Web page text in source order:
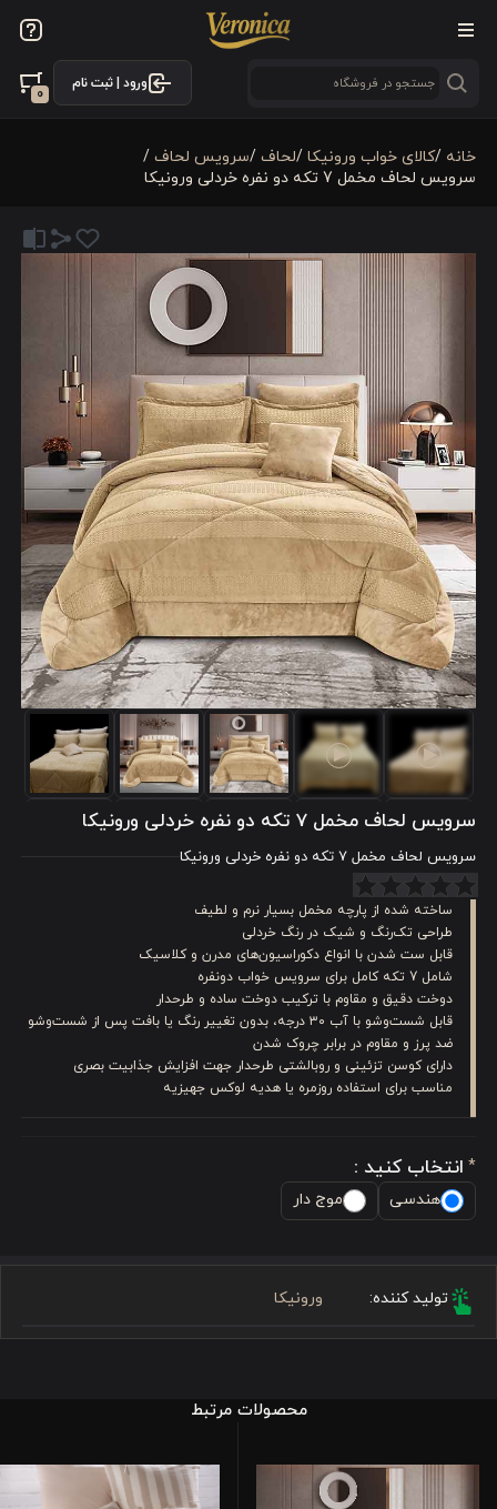
ورود | ثبت نام
0
خانه /کالای خواب ورونیکا /لحاف /سرویس لحاف /
سرویس لحاف مخمل 7 تکه دو نفره خردلی ورونیکا
سرویس لحاف مخمل 7 تکه دو نفره خردلی ورونیکا
سرویس لحاف مخمل 7 تکه دو نفره خردلی ورونیکا
ساخته شده از پارچه مخمل بسیار نرم و لطیف
طراحی تک‌رنگ و شیک در رنگ خردلی
قابل ست شدن با انواع دکوراسیون‌های مدرن و کلاسیک
شامل 7 تکه کامل برای سرویس خواب دونفره
دوخت دقیق و مقاوم با ترکیب دوخت ساده و طرحدار
قابل شست‌وشو با آب ۳۰ درجه، بدون تغییر رنگ یا بافت پس از شست‌وشو
ضد پرز و مقاوم در برابر چروک شدن
دارای کوسن تزئینی و روبالشتی طرحدار جهت افزایش جذابیت بصری
مناسب برای استفاده روزمره یا هدیه لوکس جهیزیه
* انتخاب کنید :
هندسی موج دار
تولید کننده: ورونیکا
محصولات مرتبط